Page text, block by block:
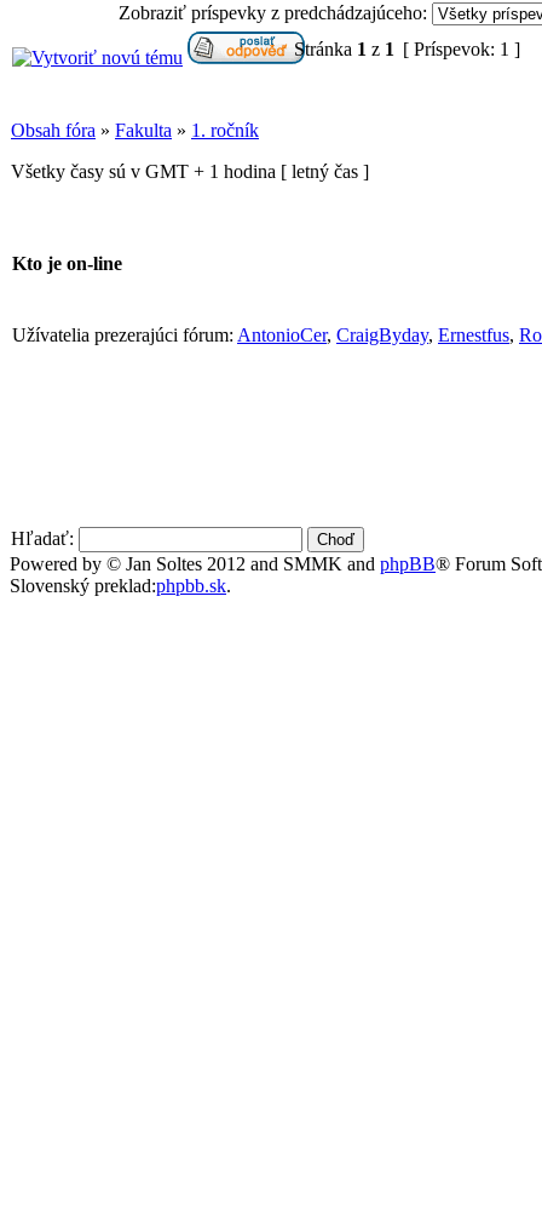
Zobraziť príspevky z predchádzajúceho:
Stránka 1 z 1 [ Príspevok: 1 ]
Obsah fóra » Fakulta » 1. ročník
Všetky časy sú v GMT + 1 hodina [ letný čas ]
Kto je on-line
Užívatelia prezerajúci fórum: AntonioCer, CraigByday, Ernestfus,
Hľadať:
Powered by © Jan Soltes 2012 and SMMK and phpBB® Forum
Slovenský preklad:phpbb.sk.